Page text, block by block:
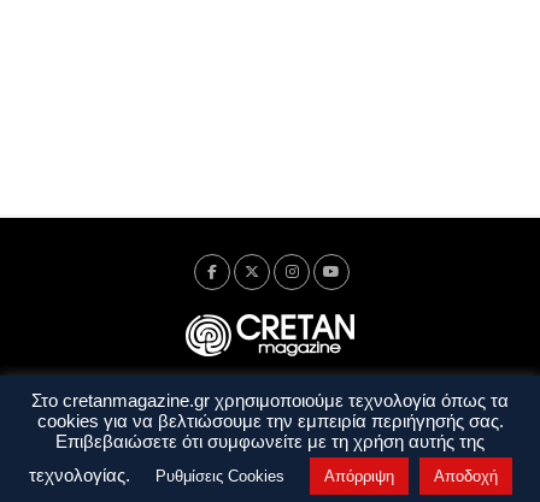
Ταυτότητα Πολιτική Απορρήτου
Όροι Χρήσης
Όροι και Προϋποθέσεις
Στο cretanmagazine.gr χρησιμοποιούμε τεχνολογία όπως τα
cookies για να βελτιώσουμε την εμπειρία περιήγησής σας.
Επιβεβαιώσετε ότι συμφωνείτε με τη χρήση αυτής της
τεχνολογίας.
Ρυθμίσεις Cookies Απόρριψη Αποδοχή